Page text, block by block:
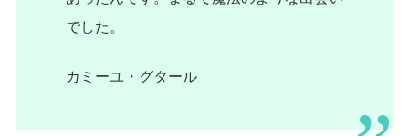
でした。
カミーユ・グタール